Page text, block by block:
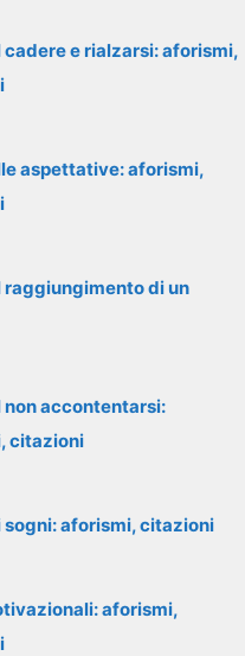
cadere e rialzarsi: aforismi,
aspettative: aforismi,
raggiungimento di un
non accontentarsi:
citazioni
sogni: aforismi, citazioni
aforismi,